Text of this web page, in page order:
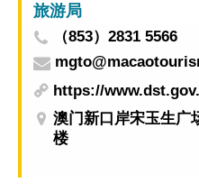
旅游局
（853）2831 5566
https://
澳门新口岸宋玉生广
楼